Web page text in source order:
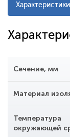
Характеристики
Сечение, мм
Материал
Температура
окружающей